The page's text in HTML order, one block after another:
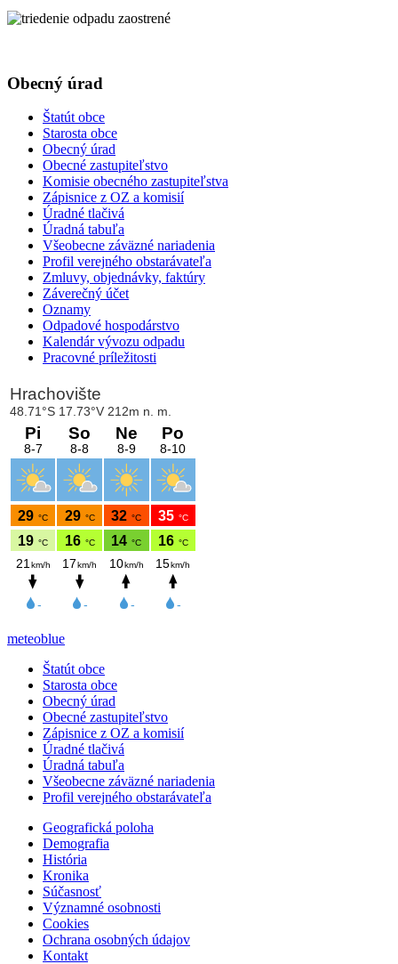
Obecný úrad
Štatút obce
Starosta obce
Obecný úrad
Obecné zastupiteľstvo
Komisie obecného zastupiteľstva
Zápisnice z OZ a komisií
Úradné tlačivá
Úradná tabuľa
Všeobecne záväzné nariadenia
Profil verejného obstarávateľa
Zmluvy, objednávky, faktúry
Záverečný účet
Oznamy
Odpadové hospodárstvo
Kalendár vývozu odpadu
Pracovné príležitosti
meteoblue
Štatút obce
Starosta obce
Obecný úrad
Obecné zastupiteľstvo
Zápisnice z OZ a komisií
Úradné tlačivá
Úradná tabuľa
Všeobecne záväzné nariadenia
Profil verejného obstarávateľa
Geografická poloha
Demografia
História
Kronika
Súčasnosť
Významné osobnosti
Cookies
Ochrana osobných údajov
Kontakt